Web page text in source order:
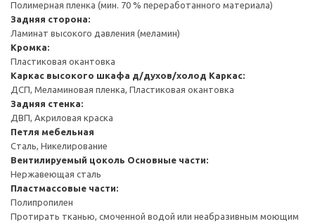
Полимерная пленка (мин. 70 % переработанного материала)
Задняя сторона:
Ламинат высокого давления (меламин)
Кромка:
Пластиковая окантовка
Каркас высокого шкафа д/духов/холод Каркас:
ДСП, Меламиновая пленка, Пластиковая окантовка
Задняя стенка:
ДВП, Акриловая краска
Петля мебельная
Сталь, Никелирование
Вентилируемый цоколь Основные части:
Нержавеющая сталь
Пластмассовые части:
Полипропилен
Протирать тканью, смоченной водой или неабразивным моющим